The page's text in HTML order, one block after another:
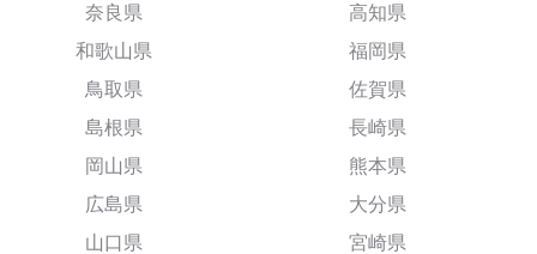
奈良県
和歌山県
鳥取県
島根県
岡山県
広島県
山口県
高知県
福岡県
佐賀県
長崎県
熊本県
大分県
宮崎県